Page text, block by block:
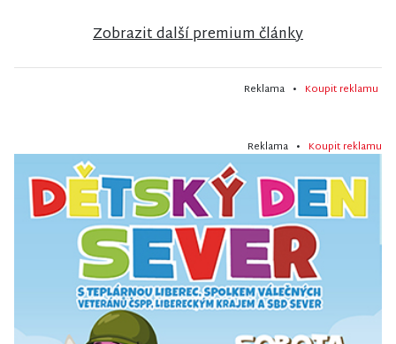
Zobrazit další premium články
Reklama • Koupit reklamu
Reklama • Koupit reklamu